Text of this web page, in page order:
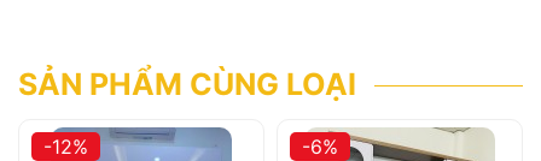
SẢN PHẨM CÙNG LOẠI
-12% -6%